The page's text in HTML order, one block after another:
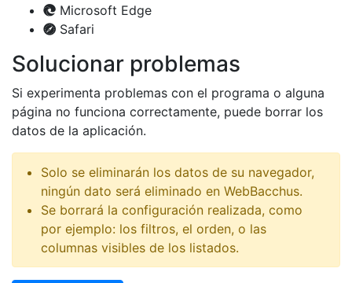
Microsoft Edge
Safari
Solucionar problemas
Si experimenta problemas con el programa o alguna
página no funciona correctamente, puede borrar los
datos de la aplicación.
Solo se eliminarán los datos de su navegador,
ningún dato será eliminado en WebBacchus.
Se borrará la configuración realizada, como
por ejemplo: los filtros, el orden, o las
columnas visibles de los listados.